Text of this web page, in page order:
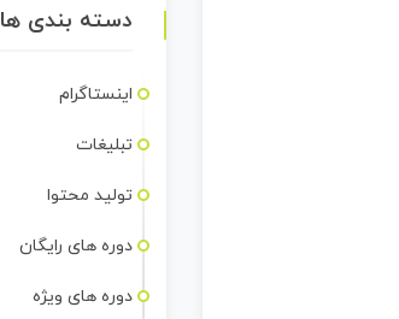
دسته بندی ها
اینستاگرام
تبلیغات
تولید محتوا
دوره های رایگان
دوره های ویژه